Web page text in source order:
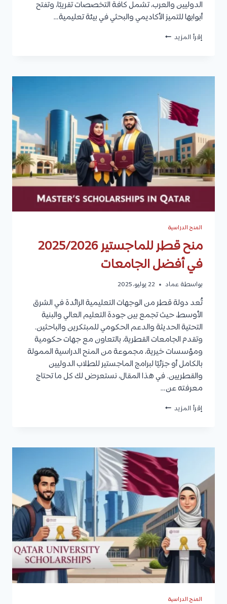
الدوليين والعرب، تشمل كافة التخصصات تقريبًا، وتفتح
أبوابها للتميز الأكاديمي والبحثي في بيئة تعليمية…
إقرأ المزيد منحة
2025/2026
جامعة
قطر
المنح الدراسية
منح قطر للماجستير 2025/2026
في أفضل الجامعات
بواسطة عماد 22 يوليو، 2025
تُعد دولة قطر من الوجهات التعليمية الرائدة في الشرق
الأوسط، حيث تجمع بين جودة التعليم العالي والبنية
التحتية الحديثة والدعم الحكومي للمبتكرين والباحثين.
وتقدم الجامعات القطرية، بالتعاون مع جهات حكومية
ومؤسسات خيرية، مجموعة من المنح الدراسية الممولة
بالكامل أو جزئيًا لبرامج الماجستير للطلاب الدوليين
والقطريين. في هذا المقال، نستعرض لك كل ما تحتاج
معرفته عن…
إقرأ المزيد منح
في
أفضل
الجامعات
المنح الدراسية